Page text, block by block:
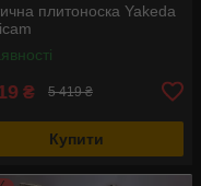
плитоноска Yakeda
₴ 5 419 ₴
Купити